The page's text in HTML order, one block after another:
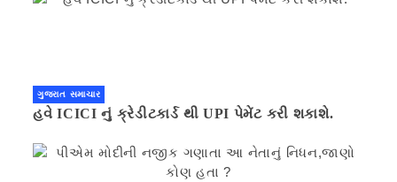
ગુજરાત સમાચાર
હવે ICICI નું ક્રેડીટકાર્ડ થી UPI પેમેંટ કરી શકાશે.